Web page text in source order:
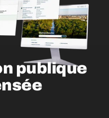
publique